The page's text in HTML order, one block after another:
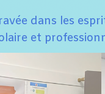
dans les
et